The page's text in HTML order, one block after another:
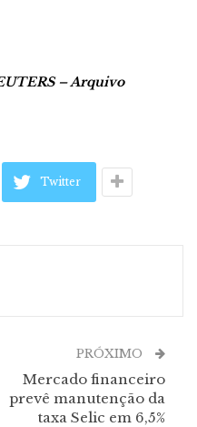
– Arquivo
Twitter
PRÓXIMO
Mercado financeiro
prevê manutenção da
taxa Selic em 6,5%